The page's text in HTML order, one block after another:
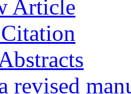
Article
revised